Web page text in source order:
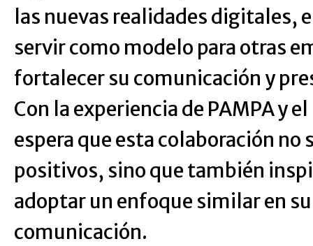
las nuevas realidades digitales,
servir como modelo para otras
fortalecer su comunicación y
Con la experiencia de PAMPA y
espera que esta colaboración
positivos, sino que también
adoptar un enfoque similar en
comunicación.